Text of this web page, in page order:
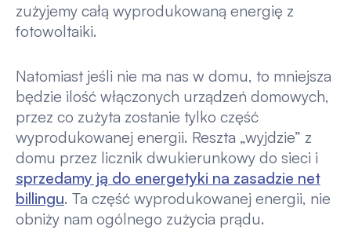
zużyjemy całą wyprodukowaną energię z
fotowoltaiki.
Natomiast jeśli nie ma nas w domu, to mniejsza
będzie ilość włączonych urządzeń domowych,
przez co zużyta zostanie tylko część
wyprodukowanej energii. Reszta „wyjdzie” z
domu przez licznik dwukierunkowy do sieci i
sprzedamy ją do energetyki na zasadzie net
billingu. Ta część wyprodukowanej energii, nie
obniży nam ogólnego zużycia prądu.